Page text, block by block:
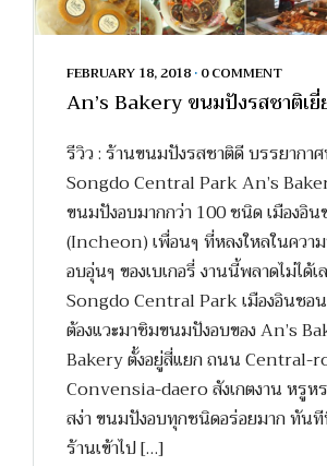
FEBRUARY 18, 2018 • 0 COMMENT
An’s Bakery ขนมปังรสชาติเยี่
รีวิว : ร้านขนมปังรสชาติดี บรรยากา
Songdo Central Park An’s
ขนมปังอบมากกว่า 100 ชนิด เมืองอิ
(Incheon) เพื่อนๆ ที่หลงใหลในควา
อบอุ่นๆ ของเบเกอรี่ งานนี้พลาดไม่ได้
Songdo Central Park เมืองอินช
ต้องแวะมาชิมขนมปังอบของ An’s
Bakery ตั้งอยู่สี่แยก ถนน Central-
Convensia-daero สังเกตงาน หรูห
สง่า ขนมปังอบทุกชนิดอร่อยมาก ทัน
ร้านเข้าไป […]